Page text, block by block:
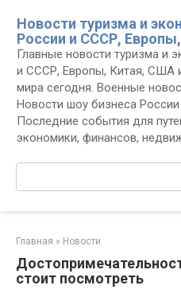
контенту
Новости туризма и
России и СССР,
Главные новости туризма и
и СССР, Европы, Китая, США
мира сегодня. Военные
Новости шоу бизнеса
Последние события для
экономики, финансов,
Поиск:
Главная » Новости
стоит посмотреть